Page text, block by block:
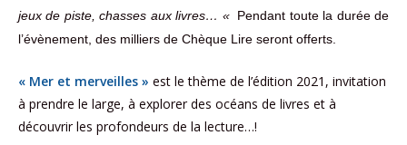
jeux de piste, chasses aux livres… « Pendant toute la durée de
l’évènement, des milliers de Chèque Lire seront offerts.
« Mer et merveilles » est le thème de l’édition 2021, invitation
à prendre le large, à explorer des océans de livres et à
découvrir les profondeurs de la lecture…!